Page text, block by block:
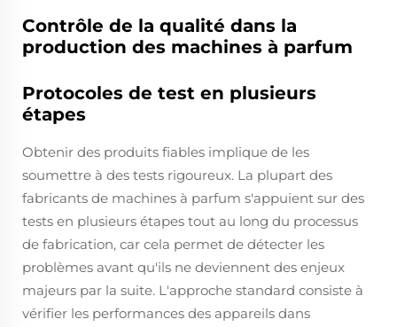
Contrôle de la qualité dans la
production des machines à parfum
Protocoles de test en plusieurs
étapes
Obtenir des produits fiables implique de les
soumettre à des tests rigoureux. La plupart des
fabricants de machines à parfum s'appuient sur des
tests en plusieurs étapes tout au long du processus
de fabrication, car cela permet de détecter les
problèmes avant qu'ils ne deviennent des enjeux
majeurs par la suite. L'approche standard consiste à
vérifier les performances des appareils dans